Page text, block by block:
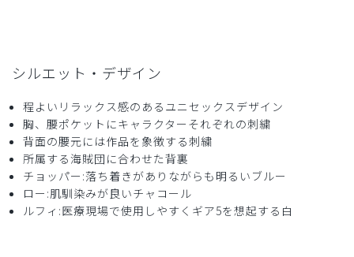
にもなっているようです。
ップス(男女兼用)/トラファルガー・ロー/XXS
役に立った 0
2026-04-11
シルエット・デザイン
程よいリラックス感のあるユニセックスデザイン
胸、腰ポケットにキャラクターそれぞれの刺繍
背面の腰元には作品を象徴する刺繍
所属する海賊団に合わせた背裏
チョッパー:落ち着きがありながらも明るいブルー
ロー:肌馴染みが良いチャコール
ルフィ:医療現場で使用しやすくギア5を想起する白